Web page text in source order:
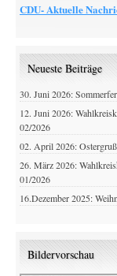
CDU- Aktuelle
Neueste Beiträge
30. Juni 2026:
12. Juni 2026:
02/2026
02. April 2026: Ostergruß
26. März 2026:
01/2026
16.Dezember 2025:
Bildervorschau